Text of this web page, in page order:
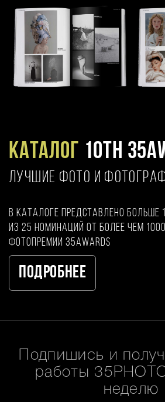
Каталог 10TH
ЛУЧШИЕ ФОТО И
В каталоге представлено больше
из 25 номинаций от более чем
фотопремии 35AWARDS
Подробнее
Подпишись и
работы
неделю